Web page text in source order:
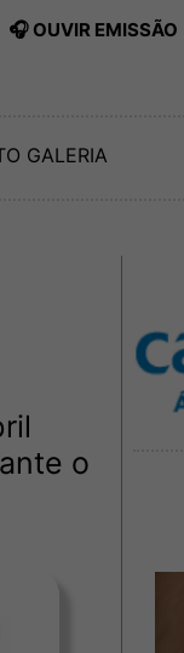
🎧 OUVIR EMISSÃO
GALERIA
o